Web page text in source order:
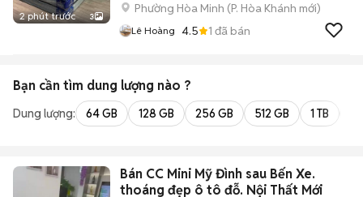
2 phút trước 3
Phường Hòa Minh (P. Hòa Khánh mới)
Lê Hoàng 4.5 1 đã bán
Bạn cần tìm dung lượng nào ?
Dung lượng: 64 GB 128 GB 256 GB 512 GB 1 TB
Bán CC Mini Mỹ Đình sau Bến Xe.
thoáng đẹp ô tô đỗ. Nội Thất Mới